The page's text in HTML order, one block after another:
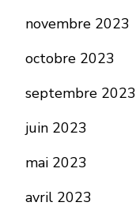
novembre 2023
octobre 2023
septembre 2023
juin 2023
mai 2023
avril 2023